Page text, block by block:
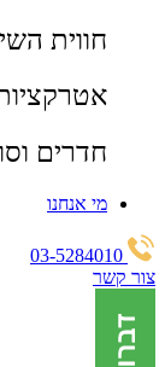
חווית
אטרקציות
חדרים
מי אנחנו
03-5284010
צור קשר